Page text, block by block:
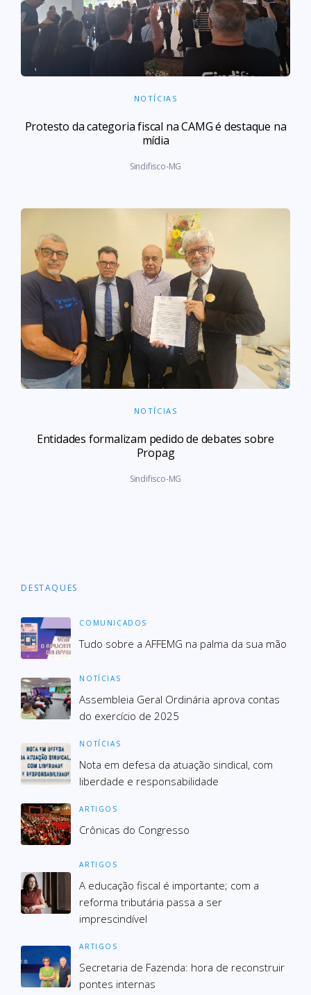
NOTÍCIAS
Protesto da categoria fiscal na CAMG é destaque na
mídia
Sindifisco-MG
NOTÍCIAS
Entidades formalizam pedido de debates sobre
Propag
Sindifisco-MG
DESTAQUES
COMUNICADOS
Tudo sobre a AFFEMG na palma da sua mão
NOTÍCIAS
Assembleia Geral Ordinária aprova contas
do exercício de 2025
NOTÍCIAS
Nota em defesa da atuação sindical, com
liberdade e responsabilidade
ARTIGOS
Crônicas do Congresso
ARTIGOS
A educação fiscal é importante; com a
reforma tributária passa a ser
imprescindível
ARTIGOS
Secre­ta­ria de Fazenda: hora de recons­truir
pon­tes inter­nas